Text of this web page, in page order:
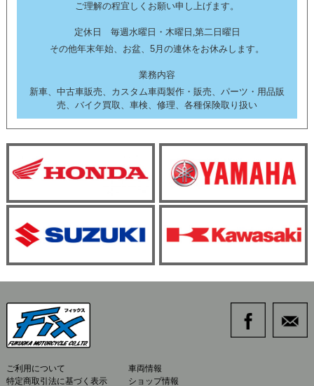
ご理解の程宜しくお願い申し上げます。
定休日 毎週水曜日・木曜日,第二日曜日
その他年末年始、お盆、5月の連休をお休みします。
業務内容
新車、中古車販売、カスタム車両製作・販売、パーツ・用品販
売、バイク買取、車検、修理、各種保険取り扱い
ご利用について
特定商取引法に基づく表示
車両情報
ショップ情報